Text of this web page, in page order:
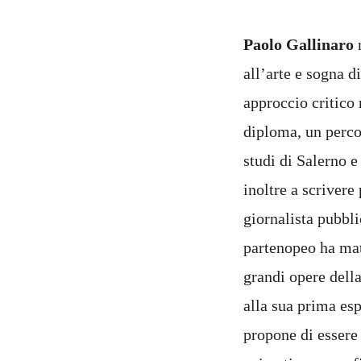
Paolo Gallinaro
all’arte e sogna
approccio critico
diploma, un
studi di Salerno
inoltre a scrivere
giornalista
partenopeo ha
grandi opere
alla sua prima
propone di